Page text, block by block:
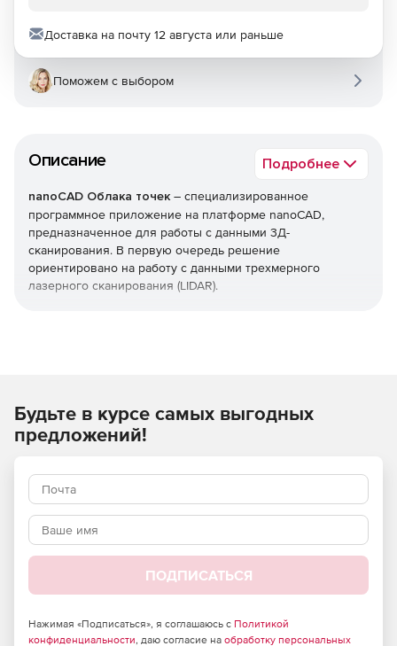
Описание Подробнее
nanoCAD Облака точек – специализированное
программное приложение на платформе nanoCAD,
предназначенное для работы с данными 3Д-
сканирования. В первую очередь решение
ориентировано на работу с данными трехмерного
лазерного сканирования (LIDAR).
визуализация данных;
фильтрация;
сегментация;
расчеты с использованием необработанных данных.
Доставка на почту 12 августа или раньше
Поможем с выбором
Будьте в курсе самых выгодных
предложений!
ПОДПИСАТЬСЯ
Нажимая «Подписаться», я соглашаюсь с Политикой
конфиденциальности, даю согласие на обработку персональных